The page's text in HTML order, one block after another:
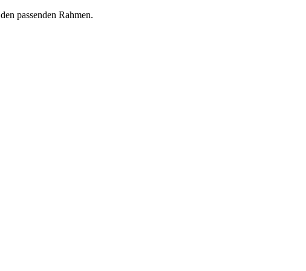
passenden Rahmen.